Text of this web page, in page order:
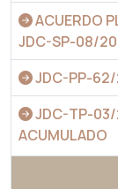
ACUERDO
JDC-SP-08/
JDC-PP-
JDC-TP-
ACUMULADO